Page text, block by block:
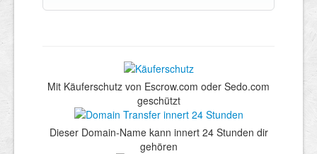
Mit Käuferschutz von Escrow.com oder Sedo.com
geschützt
Dieser Domain-Name kann innert 24 Stunden dir
gehören